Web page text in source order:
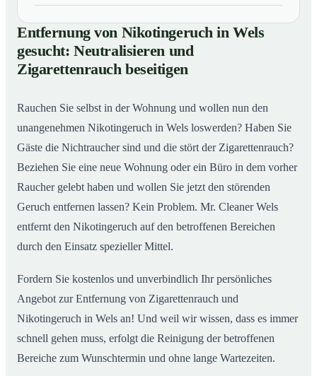
01 Entfernung von Nikotingeruch in Wels gesucht:
Neutralisieren und Zigarettenrauch beseitigen
So entfernen wir Nikotingeruch in Wels nachhaltig
Entfernung von Nikotingeruch in Wels
gesucht: Neutralisieren und
Zigarettenrauch beseitigen
Rauchen Sie selbst in der Wohnung und wollen nun den
unangenehmen Nikotingeruch in Wels loswerden? Haben Sie
Gäste die Nichtraucher sind und die stört der Zigarettenrauch?
Beziehen Sie eine neue Wohnung oder ein Büro in dem vorher
Raucher gelebt haben und wollen Sie jetzt den störenden
Geruch entfernen lassen? Kein Problem. Mr. Cleaner Wels
entfernt den Nikotingeruch auf den betroffenen Bereichen
durch den Einsatz spezieller Mittel.
Fordern Sie kostenlos und unverbindlich Ihr persönliches
Angebot zur Entfernung von Zigarettenrauch und
Nikotingeruch in Wels an! Und weil wir wissen, dass es immer
schnell gehen muss, erfolgt die Reinigung der betroffenen
Bereiche zum Wunschtermin und ohne lange Wartezeiten.